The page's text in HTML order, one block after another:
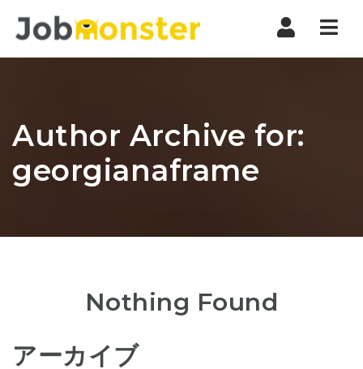
Author Archive for:
georgianaframe
Nothing Found
アーカイブ